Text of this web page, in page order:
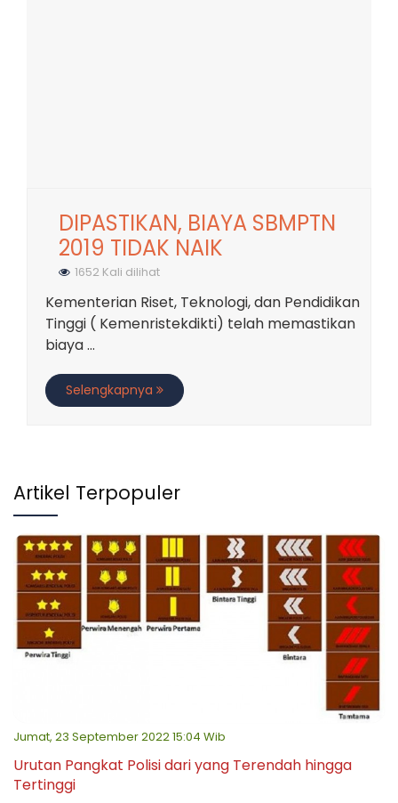
DIPASTIKAN, BIAYA SBMPTN
2019 TIDAK NAIK
1652 Kali dilihat
Kementerian Riset, Teknologi, dan Pendidikan
Tinggi ( Kemenristekdikti) telah memastikan
biaya ...
Selengkapnya
Artikel Terpopuler
Jumat, 23 September 2022 15:04 Wib
Urutan Pangkat Polisi dari yang Terendah hingga
Tertinggi